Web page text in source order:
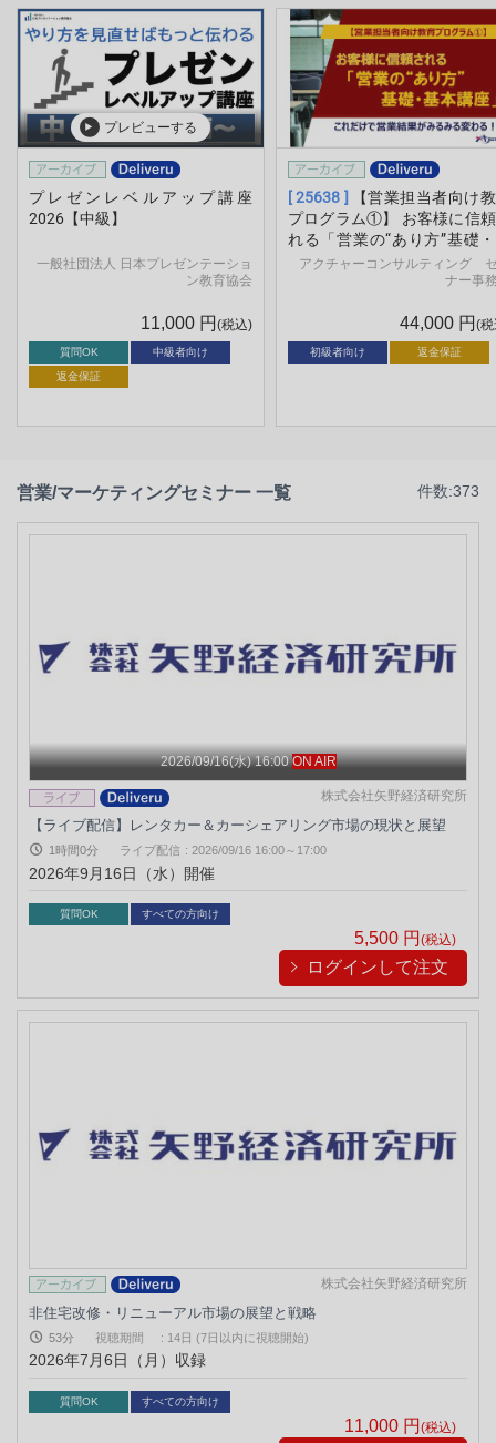
プレビューする
プレゼンレベルアップ講座
2026【中級】
一般社団法人 日本プレゼンテーショ
ン教育協会
11,000 円(税込)
質問OK
中級者向け
返金保証
[ 25638 ]
【営業担当者向け
プログラム①】 お客様に信
れる「営業の“あり方”基礎
本講座」
アクチャーコンサルティング
ナー事
44,000 円(
初級者向け 返金保証
営業/マーケティングセミナー 一覧 件数:373
2026/09/16(水) 16:00ON AIR
株式会社矢野経済研究所
【ライブ配信】レンタカー＆カーシェアリング市場の現状と展望
1時間0分 ライブ配信 : 2026/09/16 16:00～17:00
2026年9月16日（水）開催
質問OK すべての方向け
5,500 円(税込)
ログインして注文
株式会社矢野経済研究所
非住宅改修・リニューアル市場の展望と戦略
53分 視聴期間 : 14日 (7日以内に視聴開始)
2026年7月6日（月）収録
質問OK すべての方向け
11,000 円(税込)